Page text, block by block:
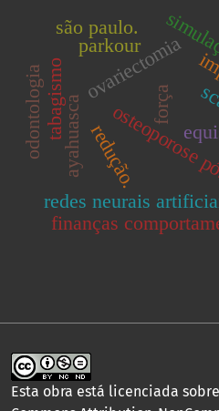
ovariectomia
redes neurais
ayahuasca
tabagismo
redução.
força
odontologia
parkour
são paulo.
finanças
Esta obra está licenciada